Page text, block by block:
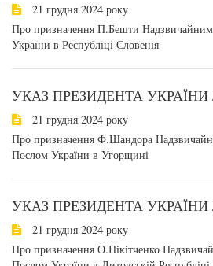
21 грудня 2024 року
Про призначення П.Бешти
України в Республіці Словенія
УКАЗ ПРЕЗИДЕНТА УКРАЇНИ
21 грудня 2024 року
Про призначення Ф.Шандора
Послом України в Угорщині
УКАЗ ПРЕЗИДЕНТА УКРАЇНИ
21 грудня 2024 року
Про призначення О.Нікітченко